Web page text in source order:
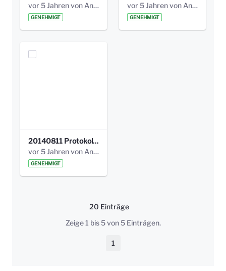
vor 5 Jahren von Anni Schlumberger
GENEHMIGT
vor 5 Jahren von Anni Schlumberger
GENEHMIGT
20140811 Protokoll Park am Gesundheitsamt 02.pdf
vor 5 Jahren von Anni Schlumberger
GENEHMIGT
20 Einträge
Pro Seite
Zeige 1 bis 5 von 5 Einträgen.
Seite
1